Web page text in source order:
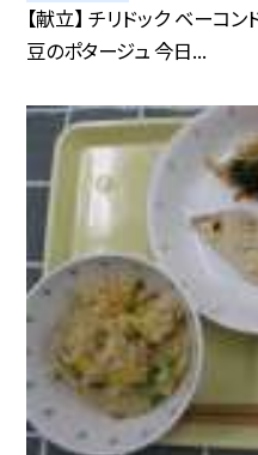
【献立】 チリドック ベーコ
豆のポタージュ 今日...